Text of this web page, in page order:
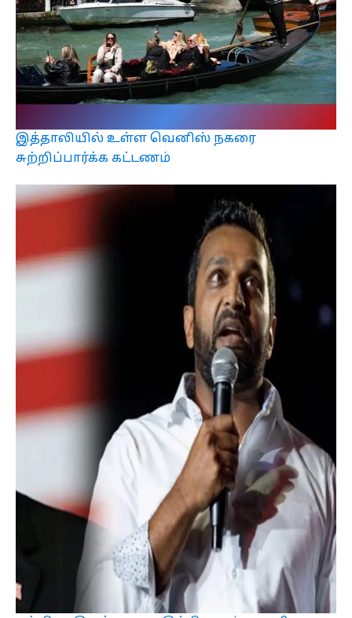
இத்தாலியில் உள்ள வெனிஸ் நகரை
சுற்றிப்பார்க்க கட்டணம்